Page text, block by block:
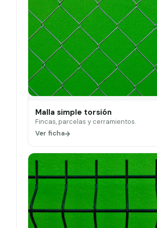
Malla simple torsión
Fincas, parcelas y cerramientos.
Ver ficha